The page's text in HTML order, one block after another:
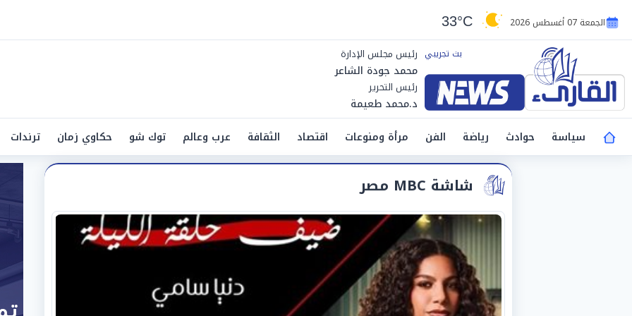
الجمعة 07 أغسطس 2026 33°C
رئيس مجلس الإدارة
محمد جودة الشاعر
رئيس التحرير
د.محمد طعيمة
سياسة
حوادث رياضة الفن مرأة ومنوعات اقتصاد الثقافة عرب وعالم توك شو حكاوي زمان ترندات
شاشة MBC مصر